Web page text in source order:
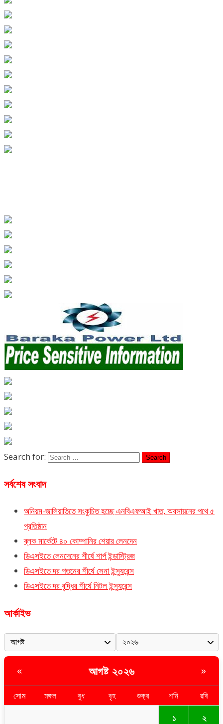
Search for:
সর্বশেষ সংবাদ
অনিয়ম-জালিয়াতিতে সংকুচিত হচ্ছে এনবিএফআই খাত, অবসায়নের পথে ৫
প্রতিষ্ঠান
ব্লক মার্কেটে ৪০ কোম্পানির শেয়ার লেনদেন
ডিএসইতে লেনদেনের শীর্ষে শার্প ইন্ডাস্ট্রিজ
ডিএসইতে দর পতনের শীর্ষে সেনা ইন্স্যুরেন্স
ডিএসইতে দর বৃদ্ধির শীর্ষে নিটল ইন্স্যুরেন্স
আর্কাইভ
« আগষ্ট ২০২৬ »
সোম মঙ্গল বুধ বৃহ শুক্র শনি রবি
১ ২